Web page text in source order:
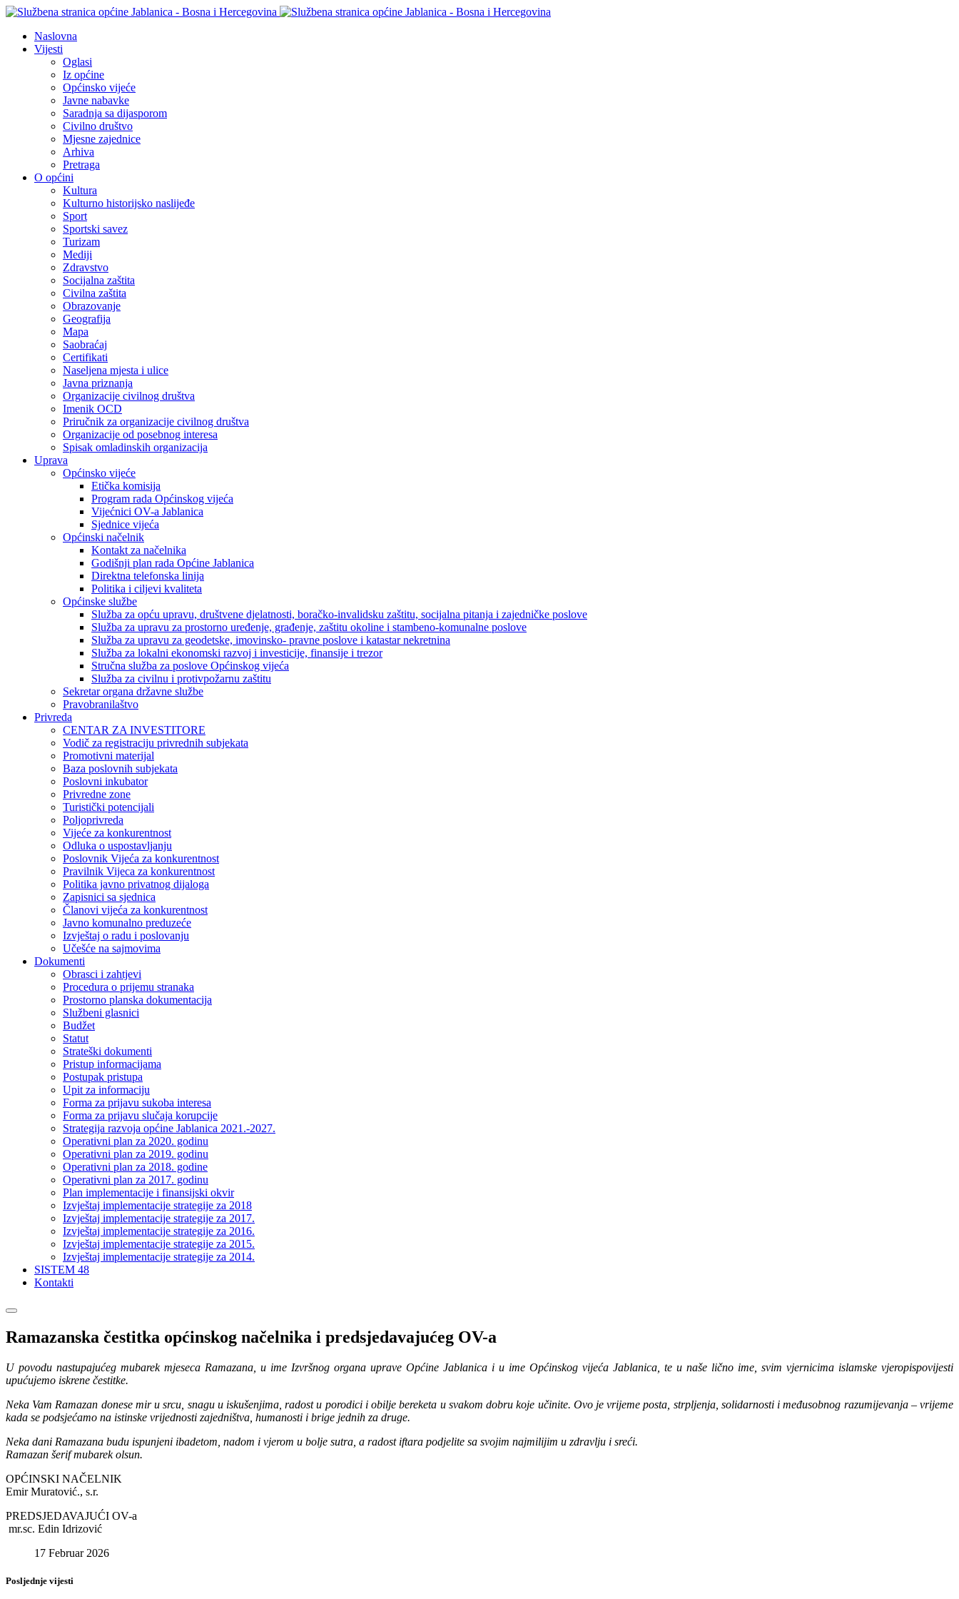
Naslovna
Vijesti
Oglasi
Iz općine
Općinsko vijeće
Javne nabavke
Saradnja sa dijasporom
Civilno društvo
Mjesne zajednice
Arhiva
Pretraga
O općini
Kultura
Kulturno historijsko naslijeđe
Sport
Sportski savez
Turizam
Mediji
Zdravstvo
Socijalna zaštita
Civilna zaštita
Obrazovanje
Geografija
Mapa
Saobraćaj
Certifikati
Naseljena mjesta i ulice
Javna priznanja
Organizacije civilnog društva
Imenik OCD
Priručnik za organizacije civilnog društva
Organizacije od posebnog interesa
Spisak omladinskih organizacija
Uprava
Općinsko vijeće
Etička komisija
Program rada Općinskog vijeća
Vijećnici OV-a Jablanica
Sjednice vijeća
Općinski načelnik
Kontakt za načelnika
Godišnji plan rada Općine Jablanica
Direktna telefonska linija
Politika i ciljevi kvaliteta
Općinske službe
Služba za opću upravu, društvene djelatnosti, boračko-invalidsku zaštitu, socijalna pitanja i zajedničke poslove
Služba za upravu za prostorno uređenje, građenje, zaštitu okoline i stambeno-komunalne poslove
Služba za upravu za geodetske, imovinsko- pravne poslove i katastar nekretnina
Služba za lokalni ekonomski razvoj i investicije, finansije i trezor
Stručna služba za poslove Općinskog vijeća
Služba za civilnu i protivpožarnu zaštitu
Sekretar organa državne službe
Pravobranilaštvo
Privreda
CENTAR ZA INVESTITORE
Vodič za registraciju privrednih subjekata
Promotivni materijal
Baza poslovnih subjekata
Poslovni inkubator
Privredne zone
Turistički potencijali
Poljoprivreda
Vijeće za konkurentnost
Odluka o uspostavljanju
Poslovnik Vijeća za konkurentnost
Pravilnik Vijeca za konkurentnost
Politika javno privatnog dijaloga
Zapisnici sa sjednica
Članovi vijeća za konkurentnost
Javno komunalno preduzeće
Izvještaj o radu i poslovanju
Učešće na sajmovima
Dokumenti
Obrasci i zahtjevi
Procedura o prijemu stranaka
Prostorno planska dokumentacija
Službeni glasnici
Budžet
Statut
Strateški dokumenti
Pristup informacijama
Postupak pristupa
Upit za informaciju
Forma za prijavu sukoba interesa
Forma za prijavu slučaja korupcije
Strategija razvoja općine Jablanica 2021.-2027.
Operativni plan za 2020. godinu
Operativni plan za 2019. godinu
Operativni plan za 2018. godine
Operativni plan za 2017. godinu
Plan implementacije i finansijski okvir
Izvještaj implementacije strategije za 2018
Izvještaj implementacije strategije za 2017.
Izvještaj implementacije strategije za 2016.
Izvještaj implementacije strategije za 2015.
Izvještaj implementacije strategije za 2014.
SISTEM 48
Kontakti
Ramazanska čestitka općinskog načelnika i predsjedavajućeg OV-a
U povodu nastupajućeg mubarek mjeseca Ramazana, u ime Izvršnog organa uprave Općine Jablanica i u ime Općinskog vijeća Jablanica, te u naše lično ime, svim vjernicima islamske vjeropispovijesti
upućujemo iskrene čestitke.
Neka Vam Ramazan donese mir u srcu, snagu u iskušenjima, radost u porodici i obilje bereketa u svakom dobru koje učinite. Ovo je vrijeme posta, strpljenja, solidarnosti i međusobnog razumijevanja – vrijeme
kada se podsjećamo na istinske vrijednosti zajedništva, humanosti i brige jednih za druge.
Neka dani Ramazana budu ispunjeni ibadetom, nadom i vjerom u bolje sutra, a radost iftara podjelite sa svojim najmilijim u zdravlju i sreći.
Ramazan šerif mubarek olsun.
OPĆINSKI NAČELNIK
Emir Muratović., s.r.
PREDSJEDAVAJUĆI OV-a
mr.sc. Edin Idrizović
17 Februar 2026
Posljednje vijesti